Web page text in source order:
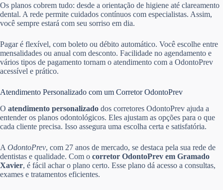
Os planos cobrem tudo: desde a orientação de higiene até clareamento
dental. A rede permite cuidados contínuos com especialistas. Assim,
você sempre estará com seu sorriso em dia.
Pagar é flexível, com boleto ou débito automático. Você escolhe entre
mensalidades ou anual com desconto. Facilidade no agendamento e
vários tipos de pagamento tornam o atendimento com a OdontoPrev
acessível e prático.
Atendimento Personalizado com um Corretor OdontoPrev
O atendimento personalizado dos corretores OdontoPrev ajuda a
entender os planos odontológicos. Eles ajustam as opções para o que
cada cliente precisa. Isso assegura uma escolha certa e satisfatória.
A OdontoPrev, com 27 anos de mercado, se destaca pela sua rede de
dentistas e qualidade. Com o corretor OdontoPrev em Gramado
Xavier, é fácil achar o plano certo. Esse plano dá acesso a consultas,
exames e tratamentos eficientes.